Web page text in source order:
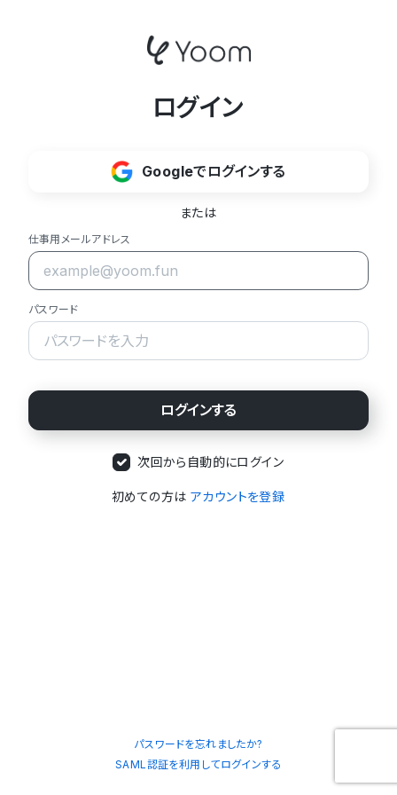
ログイン
Googleでログインする
または
仕事用メールアドレス
パスワード
次回から自動的にログイン
初めての方は アカウントを登録
パスワードを忘れましたか?
SAML認証を利用してログインする